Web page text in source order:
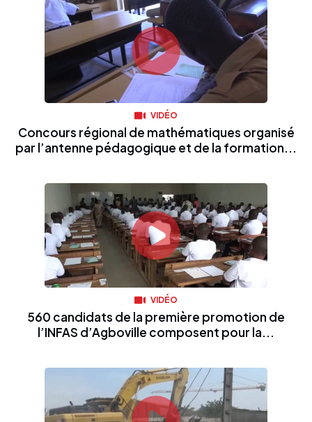
VIDÉO
Concours régional de mathématiques organisé
par l’antenne pédagogique et de la formation...
VIDÉO
560 candidats de la première promotion de
l’INFAS d’Agboville composent pour la...